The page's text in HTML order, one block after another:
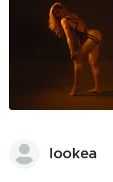
lookea